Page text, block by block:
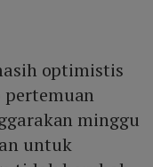
optimistis
pertemuan
minggu
untuk